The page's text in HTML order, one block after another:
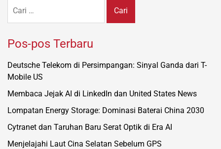
untuk:
Pos-pos Terbaru
Deutsche Telekom di Persimpangan: Sinyal Ganda dari T-
Mobile US
Membaca Jejak AI di LinkedIn dan United States News
Lompatan Energy Storage: Dominasi Baterai China 2030
Cytranet dan Taruhan Baru Serat Optik di Era AI
Menjelajahi Laut Cina Selatan Sebelum GPS